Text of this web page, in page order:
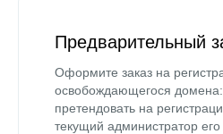
Предварительный
Оформите заказ на
освобождающегося
претендовать на
текущий администратор его